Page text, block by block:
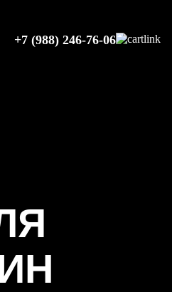
+7 (988) 246-76-06